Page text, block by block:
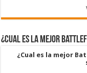
¿Cual es la mejor
¿Cual es la mejor